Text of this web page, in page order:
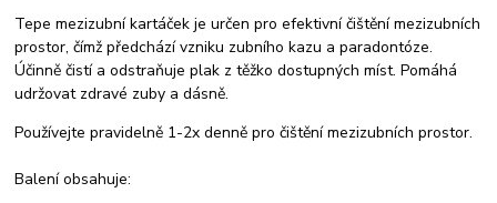
Tepe mezizubní kartáček je určen pro efektivní čištění mezizubních
prostor, čímž předchází vzniku zubního kazu a paradontóze.
Účinně čistí a odstraňuje plak z těžko dostupných míst. Pomáhá
udržovat zdravé zuby a dásně.
Používejte pravidelně 1-2x denně pro čištění mezizubních prostor.
Balení obsahuje: